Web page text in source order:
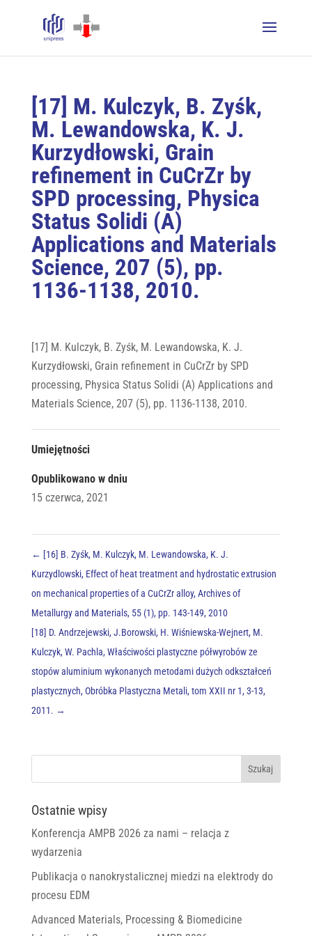
[17] M. Kulczyk, B. Zyśk,
M. Lewandowska, K. J.
Kurzydłowski, Grain
refinement in CuCrZr by
SPD processing, Physica
Status Solidi (A)
Applications and Materials
Science, 207 (5), pp.
1136-1138, 2010.
[17] M. Kulczyk, B. Zyśk, M. Lewandowska, K. J.
Kurzydłowski, Grain refinement in CuCrZr by SPD
processing, Physica Status Solidi (A) Applications and
Materials Science, 207 (5), pp. 1136-1138, 2010.
Umiejętności
Opublikowano w dniu
15 czerwca, 2021
← [16] B. Zyśk, M. Kulczyk, M. Lewandowska, K. J.
Kurzydlowski, Effect of heat treatment and hydrostatic extrusion
on mechanical properties of a CuCrZr alloy, Archives of
Metallurgy and Materials, 55 (1), pp. 143-149, 2010
[18] D. Andrzejewski, J.Borowski, H. Wiśniewska-Wejnert, M.
Kulczyk, W. Pachla, Właściwości plastyczne półwyrobów ze
stopów aluminium wykonanych metodami dużych odkształceń
plastycznych, Obróbka Plastyczna Metali, tom XXII nr 1, 3-13,
2011. →
Ostatnie wpisy
Konferencja AMPB 2026 za nami – relacja z
wydarzenia
Publikacja o nanokrystalicznej miedzi na elektrody do
procesu EDM
Advanced Materials, Processing & Biomedicine